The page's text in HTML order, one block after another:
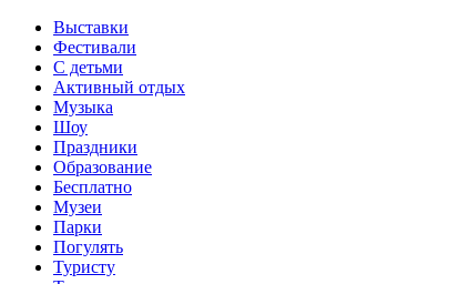
Выставки
Фестивали
С детьми
Активный отдых
Музыка
Шоу
Праздники
Образование
Бесплатно
Музеи
Парки
Погулять
Туристу